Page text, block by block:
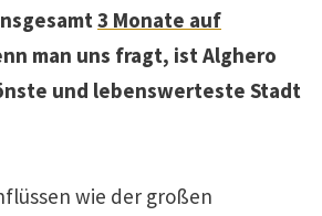
3 Monate auf
man uns fragt, ist Alghero
und lebenswerteste Stadt
wie der großen